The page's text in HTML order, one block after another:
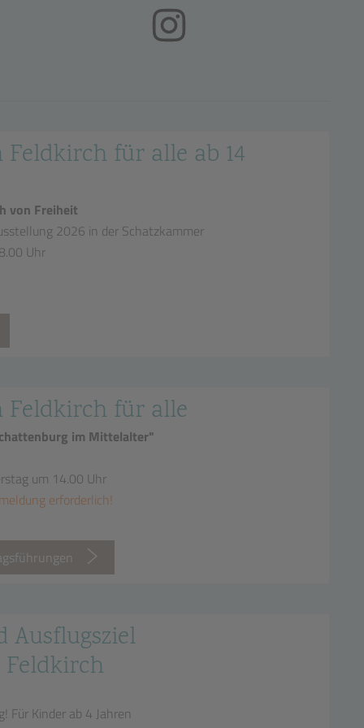
für alle ab 14
von Freiheit
2026 in der Schatzkammer
Uhr
Feldkirch für alle
im Mittelalter"
um 14.00 Uhr
erforderlich!
Ausflugsziel
Für Kinder ab 4 Jahren